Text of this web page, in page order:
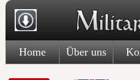
Home Über uns